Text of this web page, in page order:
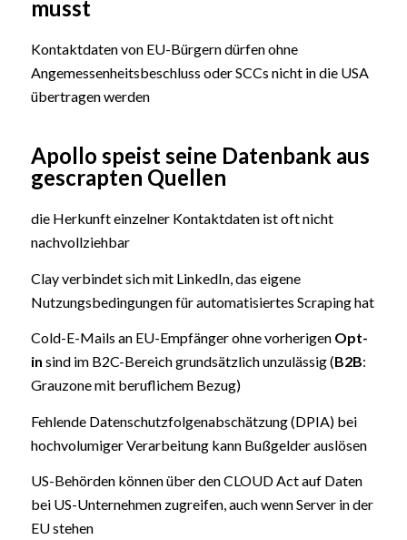
musst
Kontaktdaten von EU-Bürgern dürfen ohne
Angemessenheitsbeschluss oder SCCs nicht in die USA
übertragen werden
Apollo speist seine Datenbank aus
gescrapten Quellen
die Herkunft einzelner Kontaktdaten ist oft nicht
nachvollziehbar
Clay verbindet sich mit LinkedIn, das eigene
Nutzungsbedingungen für automatisiertes Scraping hat
Cold-E-Mails an EU-Empfänger ohne vorherigen Opt-
in sind im B2C-Bereich grundsätzlich unzulässig (B2B:
Grauzone mit beruflichem Bezug)
Fehlende Datenschutzfolgenabschätzung (DPIA) bei
hochvolumiger Verarbeitung kann Bußgelder auslösen
US-Behörden können über den CLOUD Act auf Daten
bei US-Unternehmen zugreifen, auch wenn Server in der
EU stehen